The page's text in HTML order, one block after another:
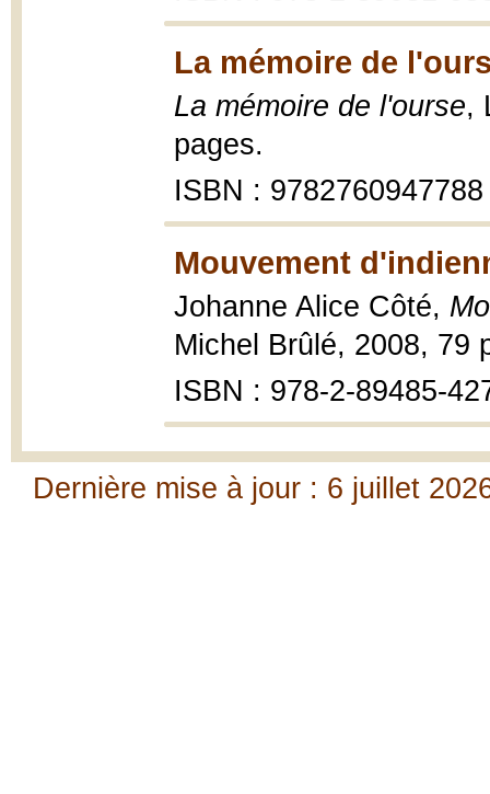
La mémoire de
La mémoire de l'ourse,
pages.
ISBN : 9782760947788
Mouvement
Johanne Alice Côté,
Michel Brûlé, 2008, 79
ISBN : 978-2-89485-
Dernière mise à jour : 6 juillet